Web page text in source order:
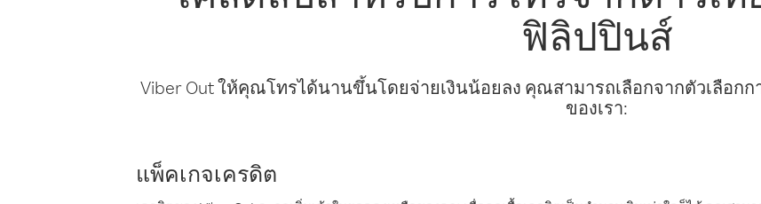
ฟิลิปปินส์
Viber Out ให้คุณโทรได้นานขึ้นโดยจ่ายเงินน้อยลง คุณสามารถเลือกจากตัวเลือก
ของเรา:
แพ็คเกจเครดิต